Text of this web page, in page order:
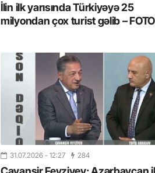
İlin ilk yarısında Türkiyəyə 25
milyondan çox turist gəlib –
31.07.2026 - 12:27 284